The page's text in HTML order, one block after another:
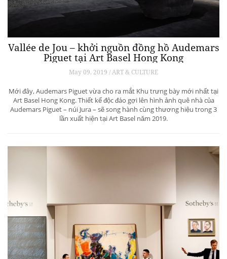
Vallée de Jou – khởi nguồn đồng hồ Audemars
Piguet tại Art Basel Hong Kong
May 09, 2019 / ART & CULTURE
Mới đây, Audemars Piguet vừa cho ra mắt Khu trưng bày mới nhất tại
Art Basel Hong Kong. Thiết kế độc đáo gợi lên hình ảnh quê nhà của
Audemars Piguet – núi Jura – sẽ song hành cùng thương hiệu trong 3
lần xuất hiện tại Art Basel năm 2019.